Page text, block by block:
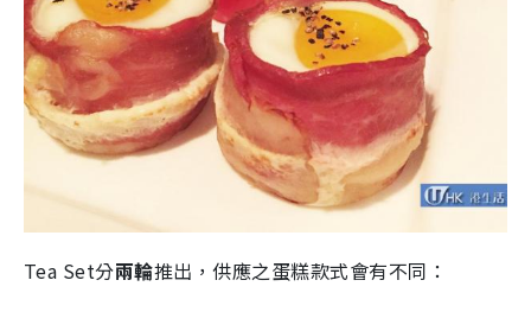
Tea Set分兩輪推出，供應之蛋糕款式會有不同：